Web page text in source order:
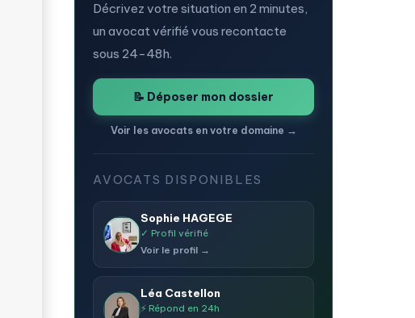
Décrivez votre situation en 2 minutes,
un avocat vérifié vous recontacte
sous 24-48h.
📝 Déposer mon dossier
Voir les avocats en votre domaine →
AVOCATS DISPONIBLES
Sophie HAGEGE
✓ Profil vérifié
Voir le profil →
Léa Castellon
⚡ Répond en 24h